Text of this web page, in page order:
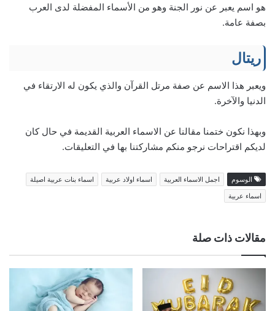
هو اسم يعبر عن نور الجنة وهو من الأسماء المفضلة لدى العرب
بصفة عامة.
ريتال
ويعبر هذا الاسم عن صفة مرتل القرآن والذي يكون له الارتقاء في
الدنيا والآخرة.
وبهذا نكون ختمنا مقالنا عن الاسماء العربية القديمة في حال كان
لديكم اقتراحات نرجو منكم مشاركتنا بها في التعليقات.
الوسوم اجمل الاسماء العربية اسماء اولاد عربية
اسماء بنات عربية اصيلة
اسماء عربية
مقالات ذات صلة